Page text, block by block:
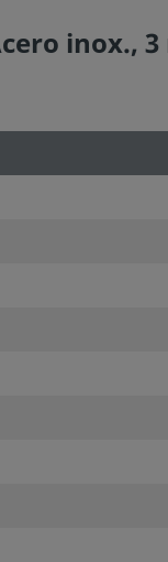
inox.,